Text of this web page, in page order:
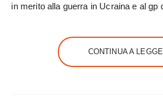
in merito alla guerra in Ucraina e al gp
CONTINUA A